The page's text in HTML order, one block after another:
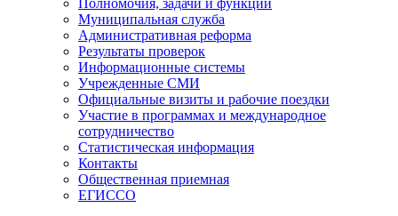
Муниципальная служба
Административная реформа
Результаты проверок
Информационные системы
Учрежденные СМИ
Официальные визиты и рабочие поездки
Участие в программах и международное
сотрудничество
Статистическая информация
Контакты
Общественная приемная
ЕГИССО